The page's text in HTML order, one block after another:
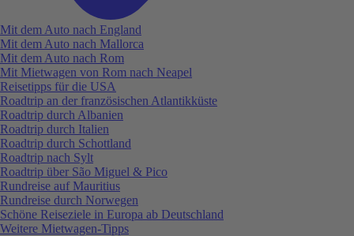
Mit dem Auto nach England
Mit dem Auto nach Mallorca
Mit dem Auto nach Rom
Mit Mietwagen von Rom nach Neapel
Reisetipps für die USA
Roadtrip an der französischen Atlantikküste
Roadtrip durch Albanien
Roadtrip durch Italien
Roadtrip durch Schottland
Roadtrip nach Sylt
Roadtrip über São Miguel & Pico
Rundreise auf Mauritius
Rundreise durch Norwegen
Schöne Reiseziele in Europa ab Deutschland
Weitere Mietwagen-Tipps